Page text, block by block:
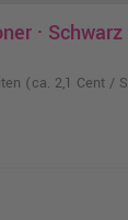
· Schwarz
(ca. 2,1 Cent /